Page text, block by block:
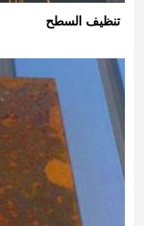
تنظيف السطح